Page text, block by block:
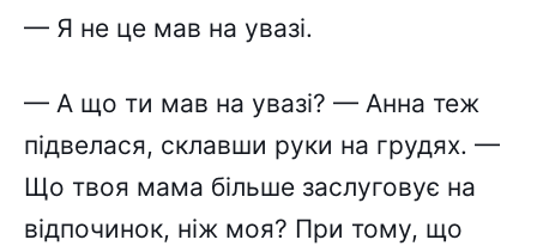
— Я не це мав на увазі.
— А що ти мав на увазі? — Анна теж
підвелася, склавши руки на грудях. —
Що твоя мама більше заслуговує на
відпочинок, ніж моя? При тому, що